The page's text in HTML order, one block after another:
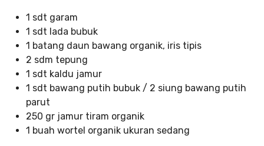
1 sdt garam
1 sdt lada bubuk
1 batang daun bawang organik, iris tipis
2 sdm tepung
1 sdt kaldu jamur
1 sdt bawang putih bubuk / 2 siung bawang putih
parut
250 gr jamur tiram organik
1 buah wortel organik ukuran sedang